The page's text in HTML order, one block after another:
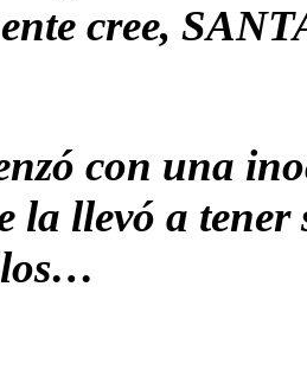
cree,
con una
la llevó a